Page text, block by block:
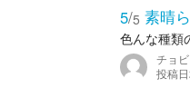
5/5 素晴
色んな種類
チョビ
投稿日